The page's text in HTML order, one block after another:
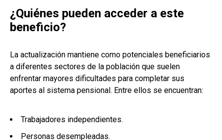
¿Quiénes pueden acceder a este
beneficio?
La actualización mantiene como potenciales beneficiarios
a diferentes sectores de la población que suelen
enfrentar mayores dificultades para completar sus
aportes al sistema pensional. Entre ellos se encuentran:
Trabajadores independientes.
Personas desempleadas.